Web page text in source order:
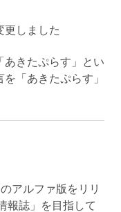
更しました
あきたぷらす」とい
「あきたぷらす」
アルファ版をリリ
報誌」を目指して